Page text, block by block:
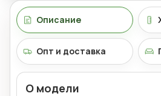
Описание
Опт и доставка
О модели